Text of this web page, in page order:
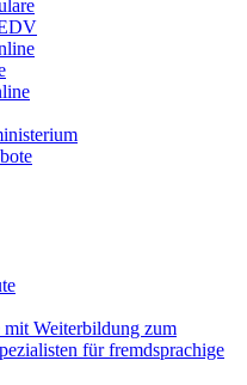
Weiterbildung zum
für fremdsprachige